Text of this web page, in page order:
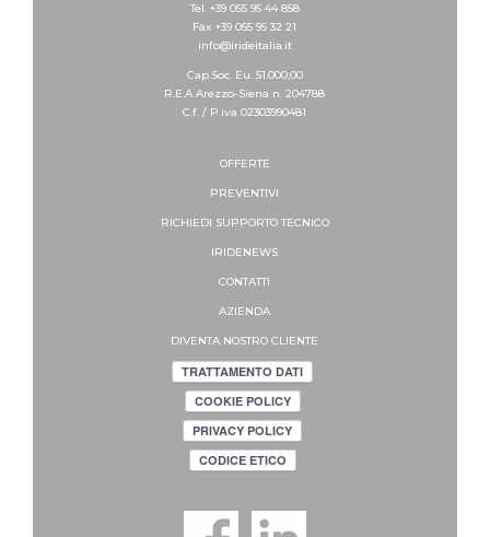
Tel. +39 055 95 44 858
Fax +39 055 95 32 21
info@irideitalia.it
Cap.Soc. Eu. 51.000,00
R.E.A Arezzo-Siena n. 204788
C.f. / P.iva 02303990481
OFFERTE
PREVENTIVI
RICHIEDI SUPPORTOTECNICO
IRIDENEWS
CONTATTI
AZIENDA
DIVENTA NOSTRO CLIENTE